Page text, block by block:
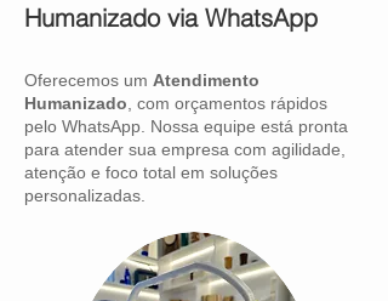
Humanizado via WhatsApp
Oferecemos um Atendimento
Humanizado , com orçamentos rápidos
pelo WhatsApp. Nossa equipe está pronta
para atender sua empresa com agilidade,
atenção e foco total em soluções
personalizadas.